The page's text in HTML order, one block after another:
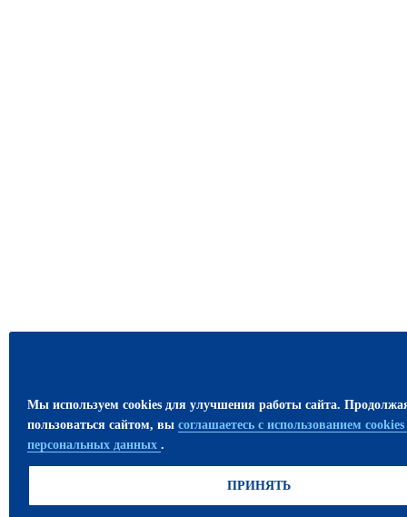
Мы используем cookies для улучшения работы сайта.
пользоваться сайтом, вы соглашаетесь с использованием cookies
персональных данных .
ПРИНЯТЬ